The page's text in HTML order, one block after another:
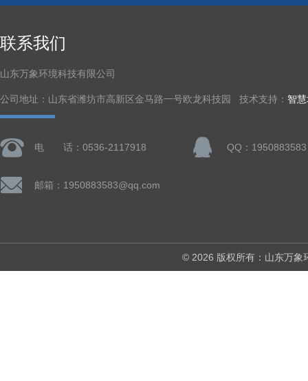
联系我们
山东万象环境科技有限公司
公司地址：山东省潍坊市高新区金马路一号欧龙科技园 技术支持： 智
电 话：0536-2117918 QQ：1950883583
邮箱：1950883583@qq.com
© 2026 版权所有：山东万